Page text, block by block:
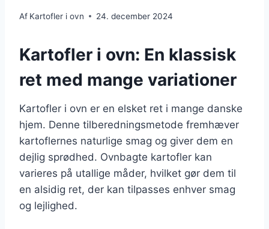
Af Kartofler i ovn 24. december 2024
Kartofler i ovn: En klassisk
ret med mange variationer
Kartofler i ovn er en elsket ret i mange danske
hjem. Denne tilberedningsmetode fremhæver
kartoflernes naturlige smag og giver dem en
dejlig sprødhed. Ovnbagte kartofler kan
varieres på utallige måder, hvilket gør dem til
en alsidig ret, der kan tilpasses enhver smag
og lejlighed.